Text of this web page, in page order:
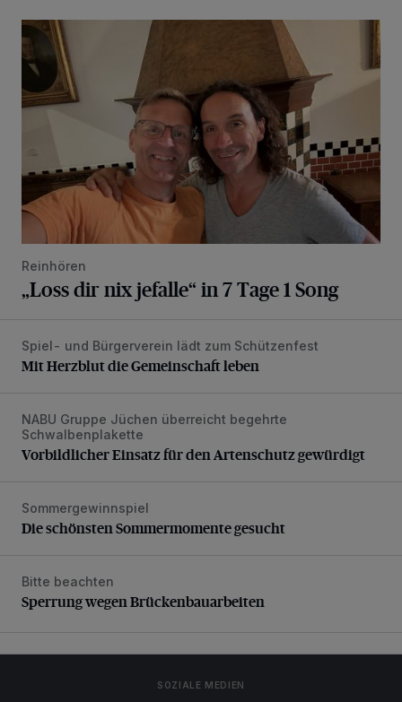
„Loss dir nix jefalle“ in 7 Tage 1 Song
Reinhören
„Loss dir nix jefalle“ in 7 Tage 1 Song
Mit Herzblut die Gemeinschaft leben
Spiel- und Bürgerverein lädt zum Schützenfest
Mit Herzblut die Gemeinschaft leben
Vorbildlicher Einsatz für den Artenschutz gewürdigt
NABU Gruppe Jüchen überreicht begehrte
Schwalbenplakette
Vorbildlicher Einsatz für den Artenschutz gewürdigt
Die schönsten Sommermomente gesucht
Sommergewinnspiel
Die schönsten Sommermomente gesucht
Sperrung wegen Brückenbauarbeiten
Bitte beachten
Sperrung wegen Brückenbauarbeiten
SOZIALE MEDIEN